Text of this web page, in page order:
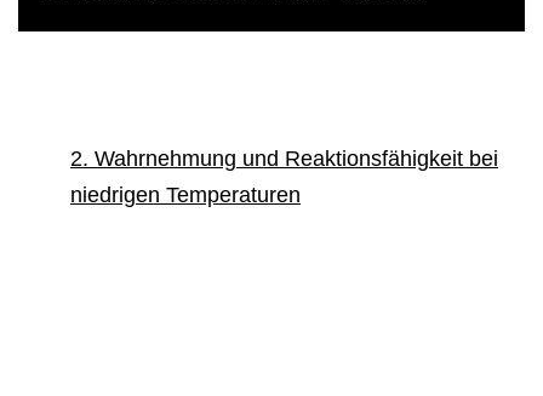
2. Wahrnehmung und Reaktionsfähigkeit bei
niedrigen Temperaturen